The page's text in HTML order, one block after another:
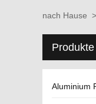
nach Hause >
Produkte
Aluminium